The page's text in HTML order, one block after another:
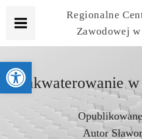
Regionalne
Zawodowej
Zakwaterowanie
Opublikowane
Autor
Otwórz pasek narzędzi